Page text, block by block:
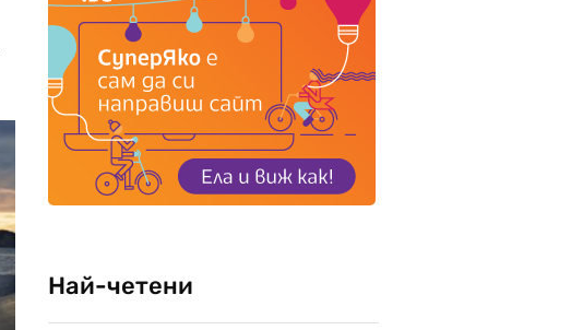
Най-четени